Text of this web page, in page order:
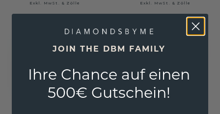
Exkl. MwSt. & Zölle Exkl. MwSt. & Zölle
JOIN THE DBM FAMILY
Ihre Chance auf einen
500€ Gutschein!